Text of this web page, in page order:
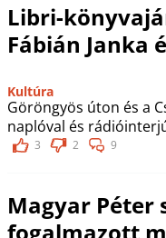
Libri-
Fábián Janka
Kultúra
Göröngyös úton és a
naplóval és
3 2 9
Magyar Péter
fogalmazott